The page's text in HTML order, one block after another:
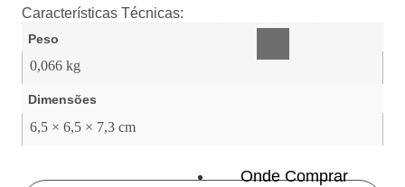
Onde Comprar
Características Técnicas:
Peso
0,066 kg
Dimensões
6,5 × 6,5 × 7,3 cm